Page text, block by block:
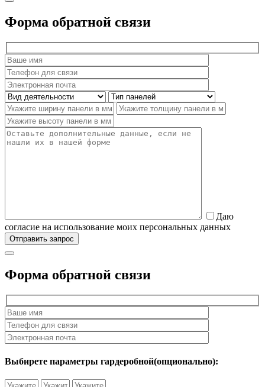
Форма обратной связи
Даю
согласие на использование моих персональных данных
Форма обратной связи
Выбирете параметры гардеробной(опционально):